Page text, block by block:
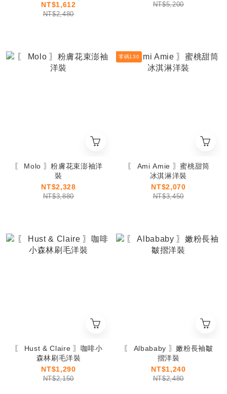
NT$1,612
NT$2,480
NT$5,200
〖 Molo 〗粉膚花束澎袖洋
裝
NT$2,328
NT$3,880
零碼130
〖 Ami Amie 〗蜜桃甜筒
冰淇淋洋裝
NT$2,070
NT$3,450
〖 Hust & Claire 〗咖啡小
森林刷毛洋裝
NT$1,290
NT$2,150
〖 Albababy 〗嫩粉長袖皺
摺洋裝
NT$1,240
NT$2,480